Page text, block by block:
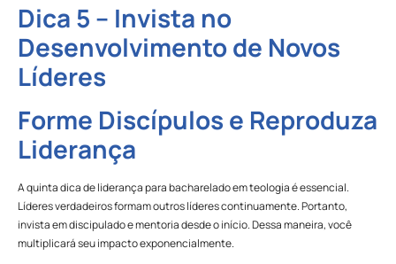
Dica 5 – Invista no
Desenvolvimento de Novos
Líderes
Forme Discípulos e Reproduza
Liderança
A quinta dica de liderança para bacharelado em teologia é essencial.
Líderes verdadeiros formam outros líderes continuamente. Portanto,
invista em discipulado e mentoria desde o início. Dessa maneira, você
multiplicará seu impacto exponencialmente.